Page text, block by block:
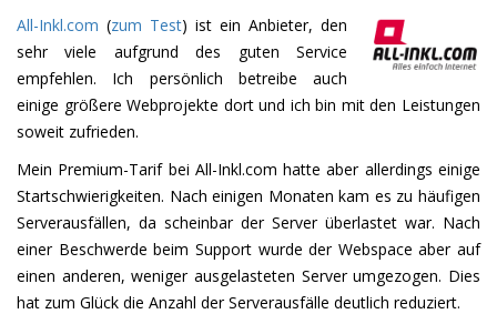
All-Inkl.com (zum Test) ist ein Anbieter, den
sehr viele aufgrund des guten Service
empfehlen. Ich persönlich betreibe auch
einige größere Webprojekte dort und ich bin mit den Leistungen
soweit zufrieden.
Mein Premium-Tarif bei All-Inkl.com hatte aber allerdings einige
Startschwierigkeiten. Nach einigen Monaten kam es zu häufigen
Serverausfällen, da scheinbar der Server überlastet war. Nach
einer Beschwerde beim Support wurde der Webspace aber auf
einen anderen, weniger ausgelasteten Server umgezogen. Dies
hat zum Glück die Anzahl der Serverausfälle deutlich reduziert.